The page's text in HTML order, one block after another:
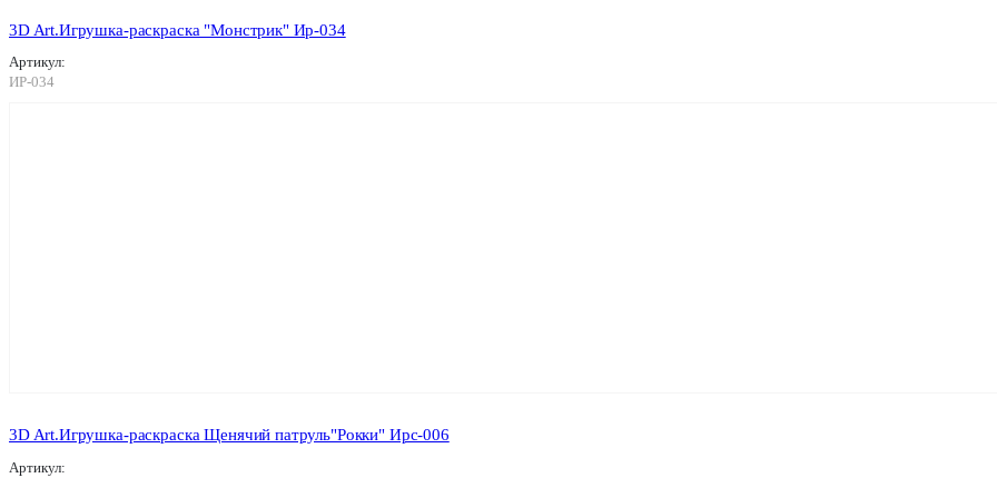
3D Art.Игрушка-раскраска "Монстрик" Ир-034
Артикул:
ИР-034
3D Art.Игрушка-раскраска Щенячий патруль"Рокки" Ирс-006
Артикул: